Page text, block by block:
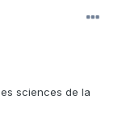
sciences de la